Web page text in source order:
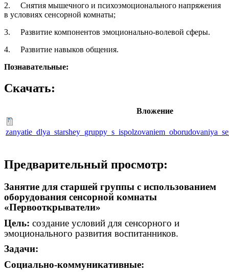
2. Снятия мышечного и психоэмоционального напряжения
в условиях сенсорной комнаты;
3. Развитие компонентов эмоционально-волевой сферы.
4. Развитие навыков общения.
Познавательные:
Скачать:
Вложение
Предварительный просмотр:
Занятие для старшей группы с использованием
оборудования сенсорной комнаты
«Первооткрыватели»
Цель: создание условий для сенсорного и
эмоционального развития воспитанников.
Задачи:
Социально-коммуникативные: